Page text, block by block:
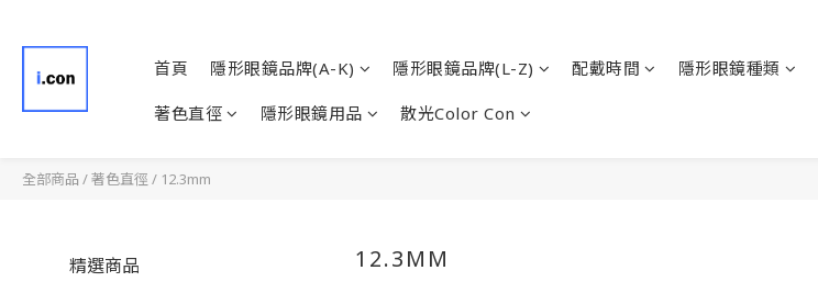
首頁 隱形眼鏡品牌(A-K) 隱形眼鏡品牌(L-Z) 配戴時間 隱形眼鏡種類
著色直徑 隱形眼鏡用品 散光Color Con
全部商品 /著色直徑 / 12.3mm
精選商品
12.3MM